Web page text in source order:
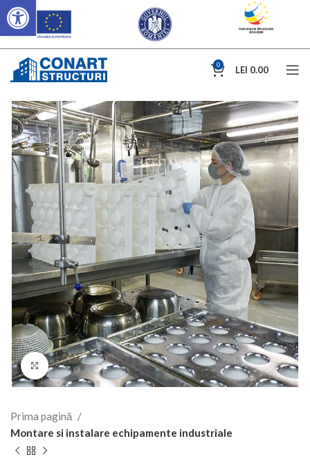
Deschide bara de unelte
0 LEI 0.00
Click to enlarge
Prima pagină
Montare si instalare echipamente industriale